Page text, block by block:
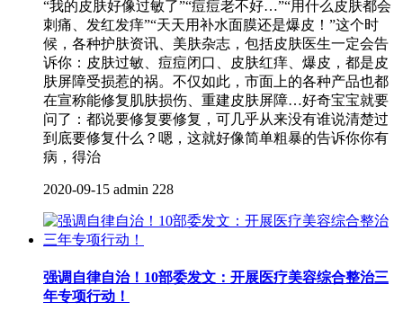
“我的皮肤好像过敏了”“痘痘老不好…”“用什么皮肤都会
刺痛、发红发痒”“天天用补水面膜还是爆皮！”这个时
候，各种护肤资讯、美肤杂志，包括皮肤医生一定会告
诉你：皮肤过敏、痘痘闭口、皮肤红痒、爆皮，都是皮
肤屏障受损惹的祸。不仅如此，市面上的各种产品也都
在宣称能修复肌肤损伤、重建皮肤屏障…好奇宝宝就要
问了：都说要修复要修复，可几乎从来没有谁说清楚过
到底要修复什么？嗯，这就好像简单粗暴的告诉你你有
病，得治
2020-09-15 admin 228
强调自律自治！10部委发文：开展医疗美容综合整治三
年专项行动！